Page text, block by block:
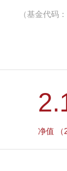
（基金代码
净值 （